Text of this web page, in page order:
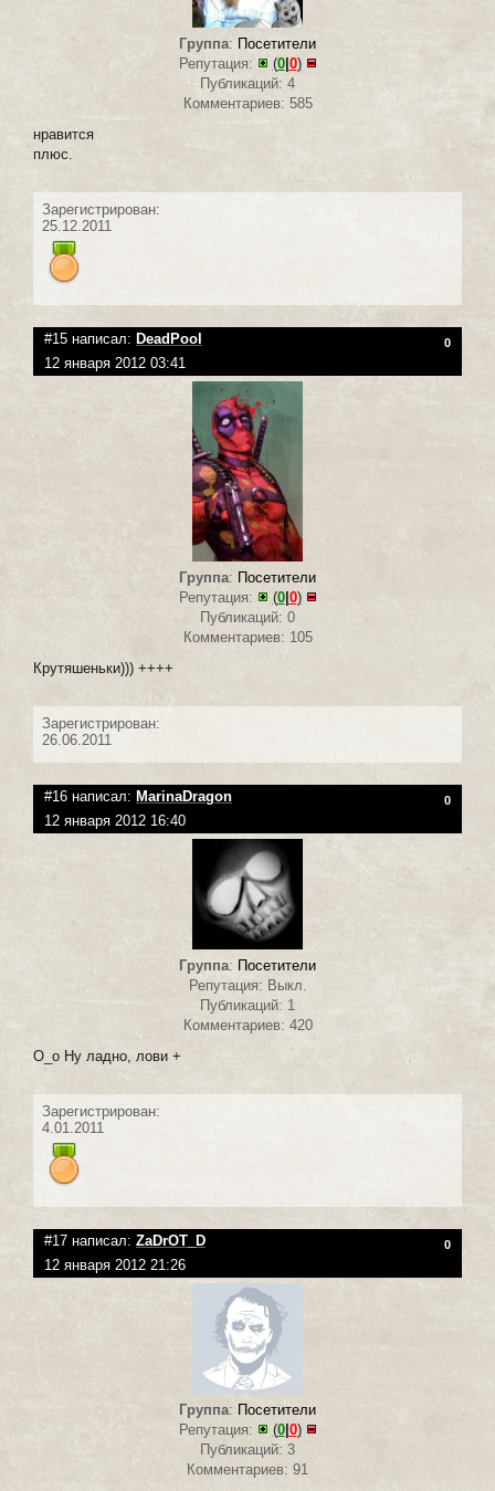
Группа: Посетители
Репутация:
(0| 0)
Публикаций: 4
Комментариев: 585
нравится
плюс.
Зарегистрирован:
25.12.2011
#15 написал: DeadPool 0
12 января 2012 03:41
Группа: Посетители
Репутация:
(0| 0)
Публикаций: 0
Комментариев: 105
Крутяшеньки))) ++++
Зарегистрирован:
26.06.2011
#16 написал: MarinaDragon 0
12 января 2012 16:40
Группа: Посетители
Репутация: Выкл.
Публикаций: 1
Комментариев: 420
О_о Ну ладно, лови +
Зарегистрирован:
4.01.2011
#17 написал: ZaDrOT_D 0
12 января 2012 21:26
Группа: Посетители
Репутация:
(0| 0)
Публикаций: 3
Комментариев: 91